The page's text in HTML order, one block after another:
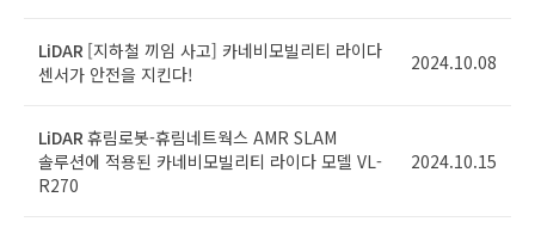
LiDAR [지하철 끼임 사고] 카네비모빌리티 라이다
센서가 안전을 지킨다!
2024.10.08
LiDAR 휴림로봇-휴림네트웍스 AMR SLAM
솔루션에 적용된 카네비모빌리티 라이다 모델 VL-
R270
2024.10.15